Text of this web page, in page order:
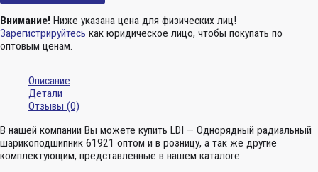
Внимание! Ниже указана цена для физических лиц!
Зарегистрируйтесь как юридическое лицо, чтобы покупать по
оптовым ценам.
Описание
Детали
Отзывы (0)
В нашей компании Вы можете купить LDI — Однорядный радиальный
шарикоподшипник 61921 оптом и в розницу, а так же другие
комплектующим, представленные в нашем каталоге.